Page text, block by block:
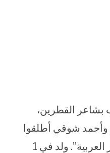
بشاعر القطرين،
وأحمد شوقي أطلقوا
عليه لقب “شاعر الأقطار العربية”. ولد في 1